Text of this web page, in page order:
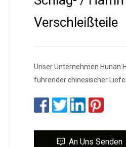
Verschleißteile
Unser Unternehmen Hunan
führender chinesischer
An Uns Senden